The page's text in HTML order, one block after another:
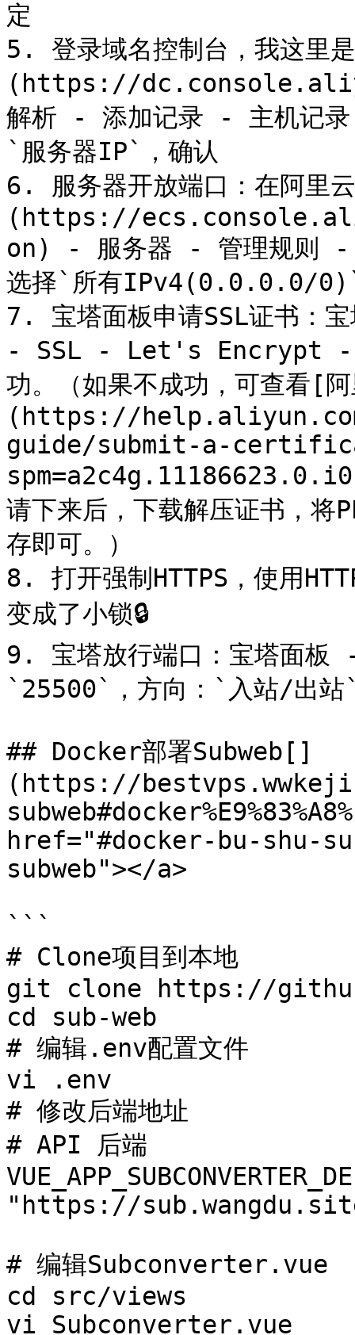
定
5. 登录域名控制台，我这里
(https://
解析 - 添加记录 - 主机记录
`服务器IP`，确认
6. 服务器开放端口：在阿
(https://
on) - 服务器 - 管理规则 -
选择`所有IPv4(0.0.0.0/0)`
7. 宝塔面板申请SSL证书：
- SSL - Let's Encrypt - 申
功。（如果不成功，可查看[
(https://
guide/submit-a-
spm=a2c4g.11186623.0.i0)
请下来后，下载解压证书，将
存即可。）
8. 打开强制HTTPS，使用
变成了小锁🔒
9. 宝塔放行端口：宝塔面
`25500`，方向：`入站/出
## Docker部署Subweb[​]
(https://
href="#docker-bu-shu-
subweb"></a>
```
# Clone项目到本地
git clone https://
cd sub-web
# 编辑.env配置文件
vi .env
# 修改后端地址
# API 后端
"https://
# 编辑Subconverter.vue
cd src/views
vi Subconverter.vue